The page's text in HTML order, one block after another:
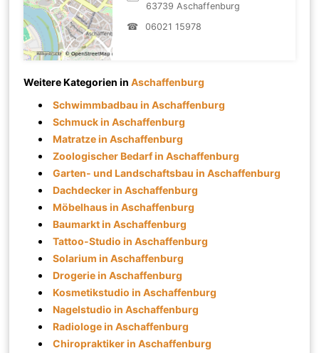
63739 Aschaffenburg
☎
06021 15978
Weitere Kategorien inAschaffenburg
Schwimmbadbau in Aschaffenburg
Schmuck in Aschaffenburg
Matratze in Aschaffenburg
Zoologischer Bedarf in Aschaffenburg
Garten- und Landschaftsbau in Aschaffenburg
Dachdecker in Aschaffenburg
Möbelhaus in Aschaffenburg
Baumarkt in Aschaffenburg
Tattoo-Studio in Aschaffenburg
Solarium in Aschaffenburg
Drogerie in Aschaffenburg
Kosmetikstudio in Aschaffenburg
Nagelstudio in Aschaffenburg
Radiologe in Aschaffenburg
Chiropraktiker in Aschaffenburg